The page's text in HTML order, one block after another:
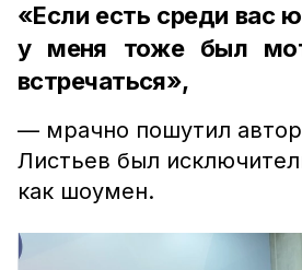
«Если есть среди вас
у меня тоже был
встречаться»,
— мрачно пошутил
Листьев был
как шоумен.